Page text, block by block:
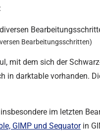
Bearbeitungsschritten)
mit dem sich der
in darktable vorhanden.
im letzten
GIMP und Sequatorin